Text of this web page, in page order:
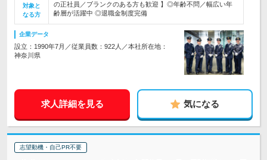
対象と
なる方
の正社員／ブランクのある方も歓迎 】◎年齢不問／幅広い年
齢層が活躍中 ◎退職金制度完備
企業データ
設立：1990年7月／従業員数：922人／本社所在地：
神奈川県
求人詳細を見る 気になる
志望動機・自己PR不要